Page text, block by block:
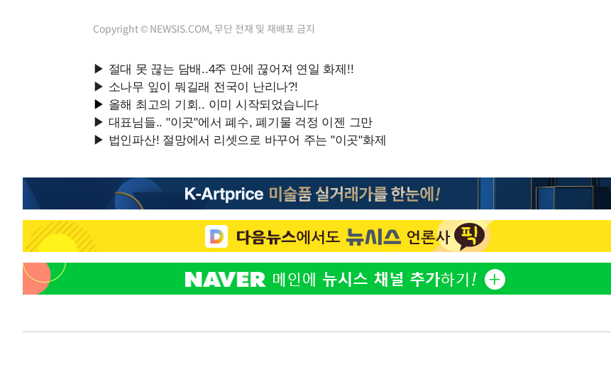
Copyright © NEWSIS.COM, 무단 전재 및 재배포 금지